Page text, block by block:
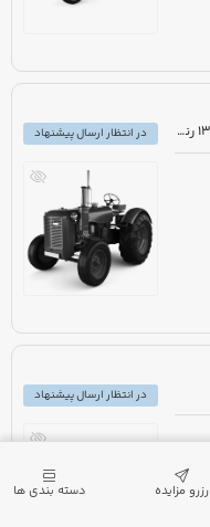
مزایده دولتی تراکتور فرگوسن ITM285 مدل 1380 رنگ قرمز به همراه ادوات کشاورزی
در انتظار ارسال پیشنهاد
در انتظار ارسال پیشنهاد
رزرو مزایده دسته بندی ها